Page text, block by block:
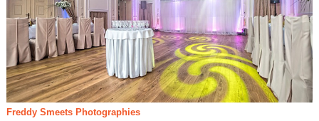
Freddy Smeets Photographies